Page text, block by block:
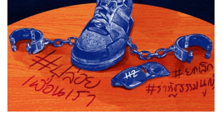
ค้นหา
SHARE TWEET LINE EMAIL